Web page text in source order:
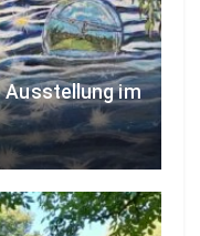
Ausstellung im